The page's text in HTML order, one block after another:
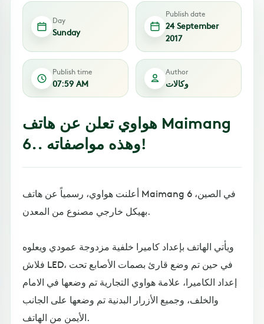
Day
Sunday
Publish date
24 September
2017
Publish time
07:59 AM
Author
وكالات
هواوي تعلن عن هاتف Maimang
6.. وهذه مواصفاته!
أعلنت هواوي، رسمياً عن هاتف Maimang 6 في الصين،
بهيكل خارجي مصنوع من المعدن.
ويأتي الهاتف بإعداد كاميرا خلفية مزدوجة عمودي ويعلوه
فلاش LED، في حين تم وضع قارئ بصمات الأصابع تحت
إعداد الكاميرا، علامة هواوي التجارية تم وضعها في الامام
والخلف، وجميع الأزرار البدنية تم وضعها على الجانب
الأيمن من الهاتف.